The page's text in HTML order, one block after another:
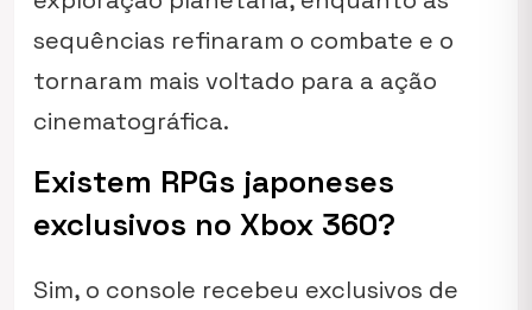
sequências refinaram o combate e o
tornaram mais voltado para a ação
cinematográfica.
Existem RPGs japoneses
exclusivos no Xbox 360?
Sim, o console recebeu exclusivos de